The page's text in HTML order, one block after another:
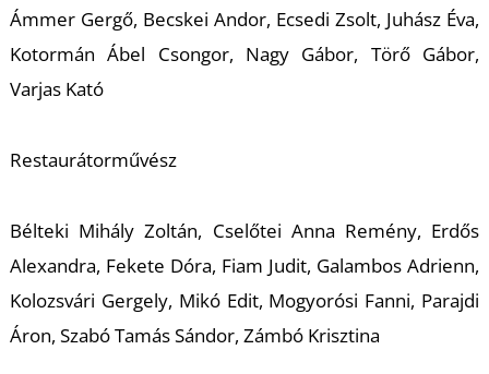
Ámmer Gergő, Becskei Andor, Ecsedi Zsolt, Juhász Éva,
Kotormán Ábel Csongor, Nagy Gábor, Törő Gábor,
Varjas Kató
Restaurátorművész
Bélteki Mihály Zoltán, Cselőtei Anna Remény, Erdős
Alexandra, Fekete Dóra, Fiam Judit, Galambos Adrienn,
Kolozsvári Gergely, Mikó Edit, Mogyorósi Fanni, Parajdi
Áron, Szabó Tamás Sándor, Zámbó Krisztina